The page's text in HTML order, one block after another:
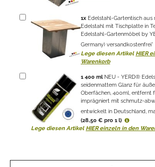
1x Edelstahl-Gartentisch aus
Edelstahl mit Tischplatte in
Edelstahl-Gartenmöbel by
Germany) versandkostenfrei*
Lege diesen Artikel HIER
Warenkorb
1 400 ml NEU - YERD®
seidenmattem Glanz für
Oberfächen, 400ml, entfernt
imprägniert mit schmutz-
entwickelt in Deutschland,
(28,50 € pro 1 l)
Lege diesen Artikel HIER einzeln in den